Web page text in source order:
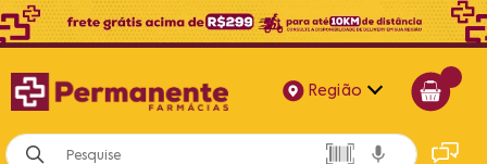
Região
Alagoas